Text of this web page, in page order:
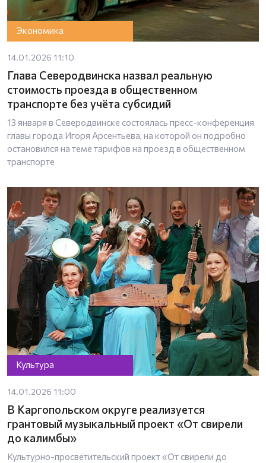
Экономика
14.01.2026 11:10
Глава Северодвинска назвал реальную
стоимость проезда в общественном
транспорте без учёта субсидий
13 января в Северодвинске состоялась пресс-конференция
главы города Игоря Арсентьева, на которой он подробно
остановился на теме тарифов на проезд в общественном
транспорте
Культура
14.01.2026 11:00
В Каргопольском округе реализуется
грантовый музыкальный проект «От свирели
до калимбы»
Культурно-просветительский проект «От свирели до